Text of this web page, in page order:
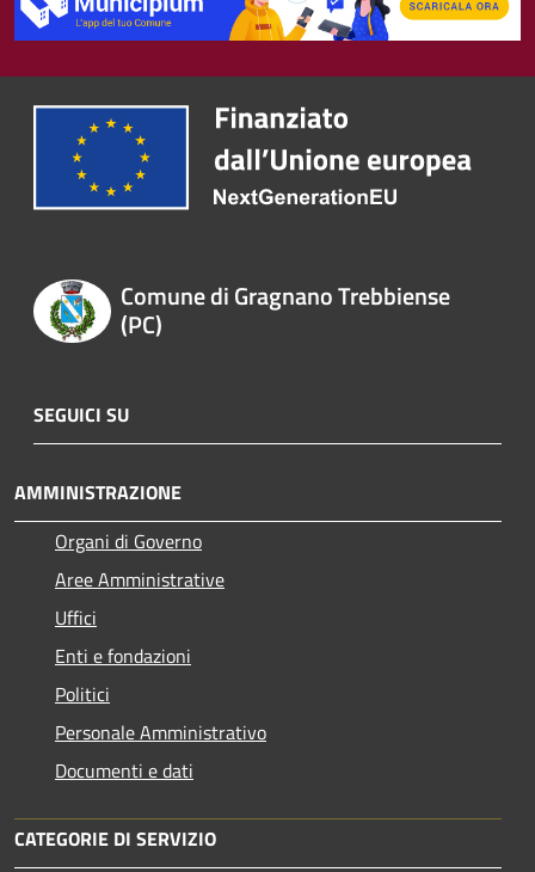
Comune di Gragnano Trebbiense
(PC)
SEGUICI SU
AMMINISTRAZIONE
Organi di Governo
Aree Amministrative
Uffici
Enti e fondazioni
Politici
Personale Amministrativo
Documenti e dati
CATEGORIE DI SERVIZIO